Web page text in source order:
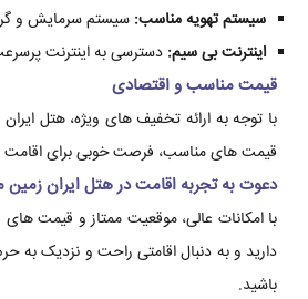
سیستم تهویه مناسب: سیستم سرمایش و
اینترنت بی سیم: دسترسی به اینترنت
قیمت مناسب و اقتصادی
با توجه به ارائه تخفیف های ویژه، هتل
قیمت های مناسب، فرصت خوبی برای اقامت
دعوت به تجربه اقامت در هتل ایران
با امکانات عالی، موقعیت ممتاز و قیمت
دارید و به دنبال اقامتی راحت و نزدیک به
باشید.